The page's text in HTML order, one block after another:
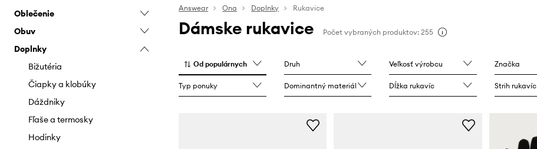
Oblečenie
Blúzky a košele
Bundy
Funkčná bielizeň
Kabáty
Krátke nohavice
Mikiny
Nohavice a legíny
Obuv
Balerínky
Čižmy
Členkové topánky
Doplnky a starostlivosť
Espadrilky
Gumáky
Doplnky
Bižutéria
Čiapky a klobúky
Dáždniky
Fľaše a termosky
Hodinky
Answear Ona Doplnky Rukavice
Dámske rukavice Počet vybraných produktov: 255
Od populárnych Druh Veľkosť výrobcu Značka
Typ ponuky Dominantný materiál Dĺžka rukavíc Strih rukavíc